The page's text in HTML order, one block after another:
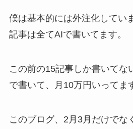
僕は基本的には外注化してい
記事は全てAIで書いてます。
この前の15記事しか書いてな
で書いて、月10万円いってま
このブログ、2月3月だけでな